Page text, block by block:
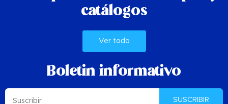
catálogos
Ver todo
Boletin informativo
SUSCRIBIR